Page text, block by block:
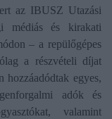
az IBUSZ Utazási
médiás és kirakati
– a repülőgépes
a részvételi díjat
hozzáadódtak egyes,
adók és
valamint